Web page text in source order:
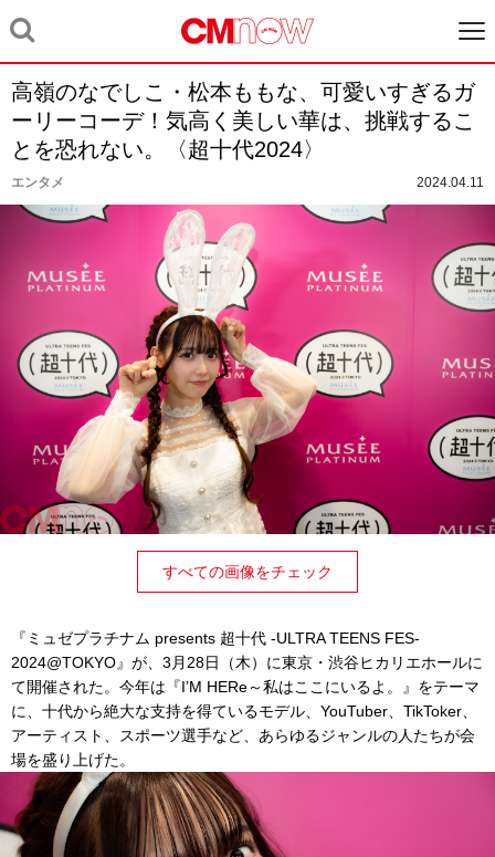
高嶺のなでしこ・松本ももな、可愛いすぎるガ
ーリーコーデ！気高く美しい華は、挑戦するこ
とを恐れない。〈超十代2024〉
エンタメ 2024.04.11
すべての画像をチェック
『ミュゼプラチナム presents 超十代 -ULTRA TEENS FES-
2024@TOKYO』が、3月28日（木）に東京・渋谷ヒカリエホールに
て開催された。今年は『I’M HERe～私はここにいるよ。』をテーマ
に、十代から絶大な支持を得ているモデル、YouTuber、TikToker、
アーティスト、スポーツ選手など、あらゆるジャンルの人たちが会
場を盛り上げた。